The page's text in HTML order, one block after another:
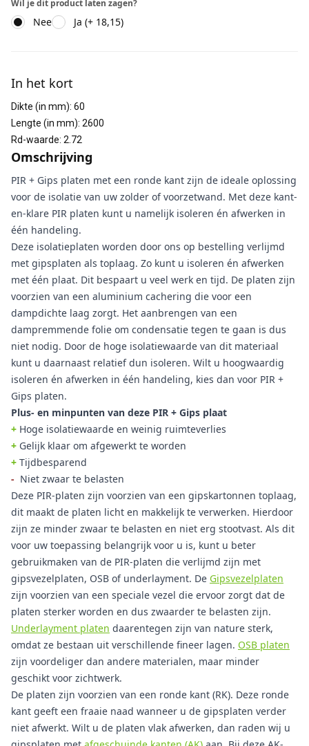
Wil je dit product laten zagen?
Nee Ja (+ 18,15)
In het kort
Dikte (in mm): 60
Lengte (in mm): 2600
Rd-waarde: 2.72
Omschrijving
PIR + Gips platen met een ronde kant zijn de ideale oplossing
voor de isolatie van uw zolder of voorzetwand. Met deze kant-
en-klare PIR platen kunt u namelijk isoleren én afwerken in
één handeling.
Deze isolatieplaten worden door ons op bestelling verlijmd
met gipsplaten als toplaag. Zo kunt u isoleren én afwerken
met één plaat. Dit bespaart u veel werk en tijd. De platen zijn
voorzien van een aluminium cachering die voor een
dampdichte laag zorgt. Het aanbrengen van een
dampremmende folie om condensatie tegen te gaan is dus
niet nodig. Door de hoge isolatiewaarde van dit materiaal
kunt u daarnaast relatief dun isoleren. Wilt u hoogwaardig
isoleren én afwerken in één handeling, kies dan voor PIR +
Gips platen.
Plus- en minpunten van deze PIR + Gips plaat
+ Hoge isolatiewaarde en weinig ruimteverlies
+ Gelijk klaar om afgewerkt te worden
+ Tijdbesparend
- Niet zwaar te belasten
Deze PIR-platen zijn voorzien van een gipskartonnen toplaag,
dit maakt de platen licht en makkelijk te verwerken. Hierdoor
zijn ze minder zwaar te belasten en niet erg stootvast. Als dit
voor uw toepassing belangrijk voor u is, kunt u beter
gebruikmaken van de PIR-platen die verlijmd zijn met
gipsvezelplaten, OSB of underlayment. De Gipsvezelplaten
zijn voorzien van een speciale vezel die ervoor zorgt dat de
platen sterker worden en dus zwaarder te belasten zijn.
Underlayment platen daarentegen zijn van nature sterk,
omdat ze bestaan uit verschillende fineer lagen. OSB platen
zijn voordeliger dan andere materialen, maar minder
geschikt voor zichtwerk.
De platen zijn voorzien van een ronde kant (RK). Deze ronde
kant geeft een fraaie naad wanneer u de gipsplaten verder
niet afwerkt. Wilt u de platen vlak afwerken, dan raden wij u